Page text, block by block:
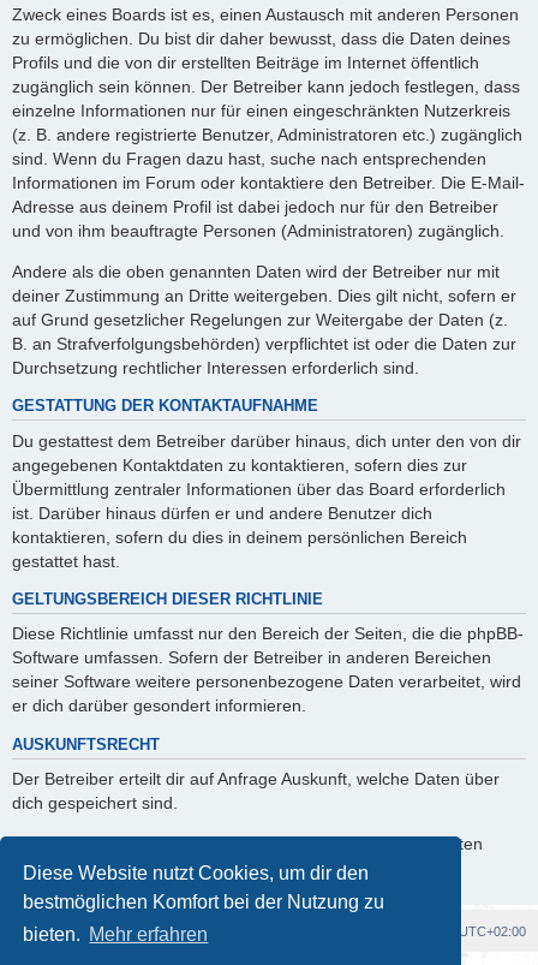
Diese Website nutzt Cookies, um dir den
bestmöglichen Komfort bei der Nutzung zu
bieten. Mehr erfahren
Zweck eines Boards ist es, einen Austausch mit anderen Personen
zu ermöglichen. Du bist dir daher bewusst, dass die Daten deines
Profils und die von dir erstellten Beiträge im Internet öffentlich
zugänglich sein können. Der Betreiber kann jedoch festlegen, dass
einzelne Informationen nur für einen eingeschränkten Nutzerkreis
(z. B. andere registrierte Benutzer, Administratoren etc.) zugänglich
sind. Wenn du Fragen dazu hast, suche nach entsprechenden
Informationen im Forum oder kontaktiere den Betreiber. Die E-Mail-
Adresse aus deinem Profil ist dabei jedoch nur für den Betreiber
und von ihm beauftragte Personen (Administratoren) zugänglich.
Andere als die oben genannten Daten wird der Betreiber nur mit
deiner Zustimmung an Dritte weitergeben. Dies gilt nicht, sofern er
auf Grund gesetzlicher Regelungen zur Weitergabe der Daten (z.
B. an Strafverfolgungsbehörden) verpflichtet ist oder die Daten zur
Durchsetzung rechtlicher Interessen erforderlich sind.
GESTATTUNG DER KONTAKTAUFNAHME
Du gestattest dem Betreiber darüber hinaus, dich unter den von dir
angegebenen Kontaktdaten zu kontaktieren, sofern dies zur
Übermittlung zentraler Informationen über das Board erforderlich
ist. Darüber hinaus dürfen er und andere Benutzer dich
kontaktieren, sofern du dies in deinem persönlichen Bereich
gestattet hast.
GELTUNGSBEREICH DIESER RICHTLINIE
Diese Richtlinie umfasst nur den Bereich der Seiten, die die phpBB-
Software umfassen. Sofern der Betreiber in anderen Bereichen
seiner Software weitere personenbezogene Daten verarbeitet, wird
er dich darüber gesondert informieren.
AUSKUNFTSRECHT
Der Betreiber erteilt dir auf Anfrage Auskunft, welche Daten über
dich gespeichert sind.
Du kannst jederzeit die Löschung bzw. Sperrung deiner Daten
verlangen. Kontaktiere hierzu bitte den Betreiber.
Foren-Übersicht UTC+02:00